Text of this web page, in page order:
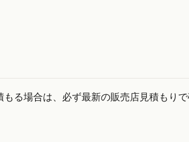
る場合は、必ず最新の販売店見積もり